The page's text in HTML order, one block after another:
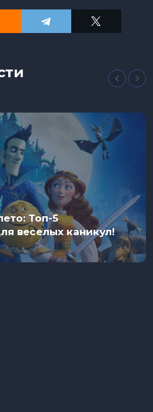
Топ-5
веселых каникул!